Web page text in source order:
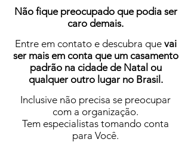
Não fique preocupado que podia ser
caro demais.
Entre em contato e descubra que vai
ser mais em conta que um casamento
padrão na cidade de Natal ou
qualquer outro lugar no Brasil.
Inclusive não precisa se preocupar
com a organização.
Tem especialistas tomando conta
para Você.